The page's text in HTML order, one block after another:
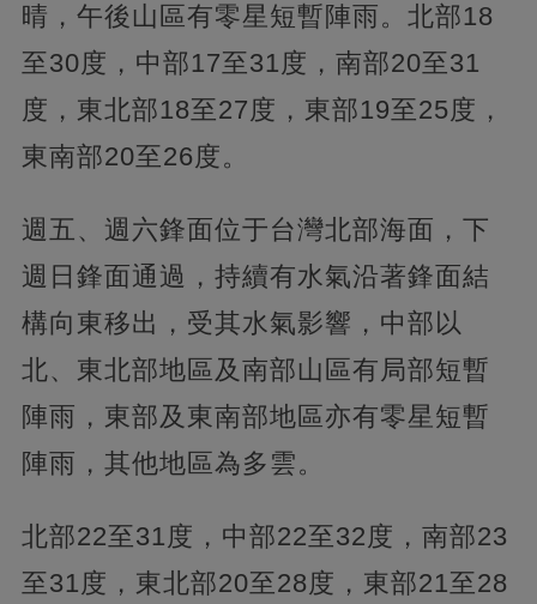
晴，午後山區有零星短暫陣雨。北部18
至30度，中部17至31度，南部20至31
度，東北部18至27度，東部19至25度，
東南部20至26度。
週五、週六鋒面位于台灣北部海面，下
週日鋒面通過，持續有水氣沿著鋒面結
構向東移出，受其水氣影響，中部以
北、東北部地區及南部山區有局部短暫
陣雨，東部及東南部地區亦有零星短暫
陣雨，其他地區為多雲。
北部22至31度，中部22至32度，南部23
至31度，東北部20至28度，東部21至28